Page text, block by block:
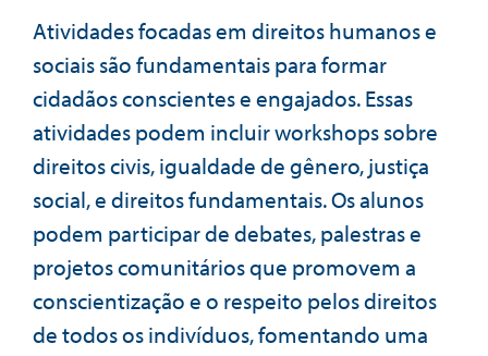
Atividades focadas em direitos humanos e
sociais são fundamentais para formar
cidadãos conscientes e engajados. Essas
atividades podem incluir workshops sobre
direitos civis, igualdade de gênero, justiça
social, e direitos fundamentais. Os alunos
podem participar de debates, palestras e
projetos comunitários que promovem a
conscientização e o respeito pelos direitos
de todos os indivíduos, fomentando uma